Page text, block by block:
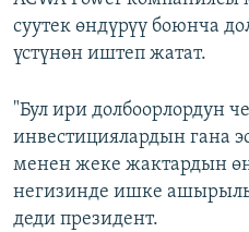
суутек өндүрүү боюнча
үстүнөн иштеп жатат.
"Бул ири долбоорлордун
инвестициялардын гана
менен жеке жактардын
негизинде ишке
деди президент.